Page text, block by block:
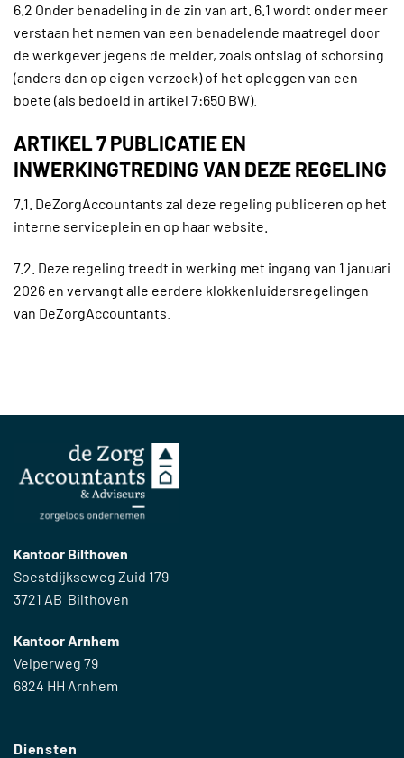
6.2 Onder benadeling in de zin van art. 6.1 wordt onder meer
verstaan het nemen van een benadelende maatregel door
de werkgever jegens de melder, zoals ontslag of schorsing
(anders dan op eigen verzoek) of het opleggen van een
boete (als bedoeld in artikel 7:650 BW).
ARTIKEL 7 PUBLICATIE EN
INWERKINGTREDING VAN DEZE REGELING
7.1. DeZorgAccountants zal deze regeling publiceren op het
interne serviceplein en op haar website.
7.2. Deze regeling treedt in werking met ingang van 1 januari
2026 en vervangt alle eerdere klokkenluidersregelingen
van DeZorgAccountants.
Kantoor Bilthoven
Soestdijkseweg Zuid 179
3721 AB Bilthoven
Kantoor Arnhem
Velperweg 79
6824 HH Arnhem
Diensten